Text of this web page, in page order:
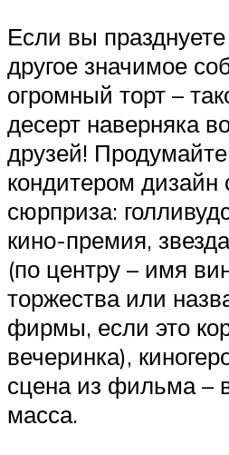
Если вы
другое значимое
огромный торт –
десерт наверняка
друзей!
кондитером дизайн
сюрприза:
кино-премия,
(по центру – имя
торжества или
фирмы, если это
вечеринка),
сцена из фильма –
масса.